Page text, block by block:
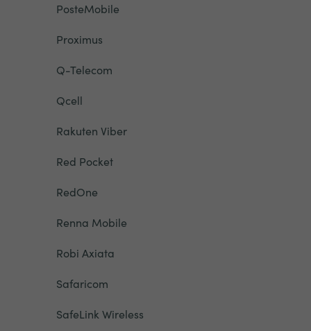
PosteMobile
Proximus
Q-Telecom
Qcell
Rakuten Viber
Red Pocket
RedOne
Renna Mobile
Robi Axiata
Safaricom
SafeLink Wireless